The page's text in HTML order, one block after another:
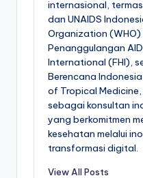
internasional,
dan UNAIDS
Organization (WHO)
Penanggulangan
International (FHI),
Berencana
of Tropical
sebagai konsultan
yang berkomitmen
kesehatan melalui
transformasi digital.
View All Posts